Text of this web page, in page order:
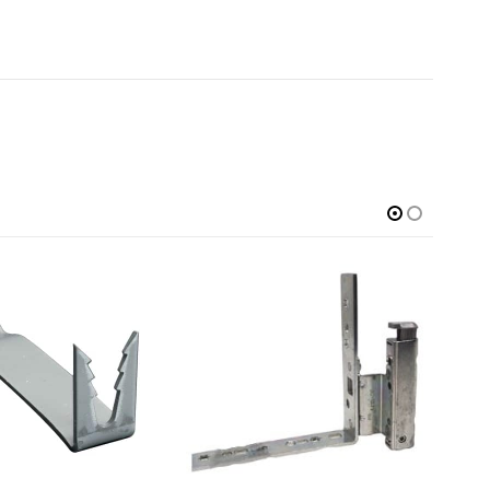
PRENOTABILE